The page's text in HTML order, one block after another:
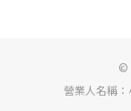
©
營業人名稱